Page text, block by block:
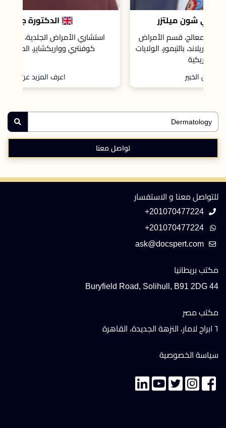
استشاري الأمراض الجلدية، مستشفيات جامعة
كوفنتري وواريكشاير، المملكة المتحدة.
تواصل معنا
للتواصل معنا و الاستفسار
+201070477224
+201070477224
مكتب بريطانيا
44 Buryfield Road, Solihull, B91 2DG
مكتب مصر
٦ ابراج لامار، النزهة الجديدة، القاهرة
سياسة الخصوصية